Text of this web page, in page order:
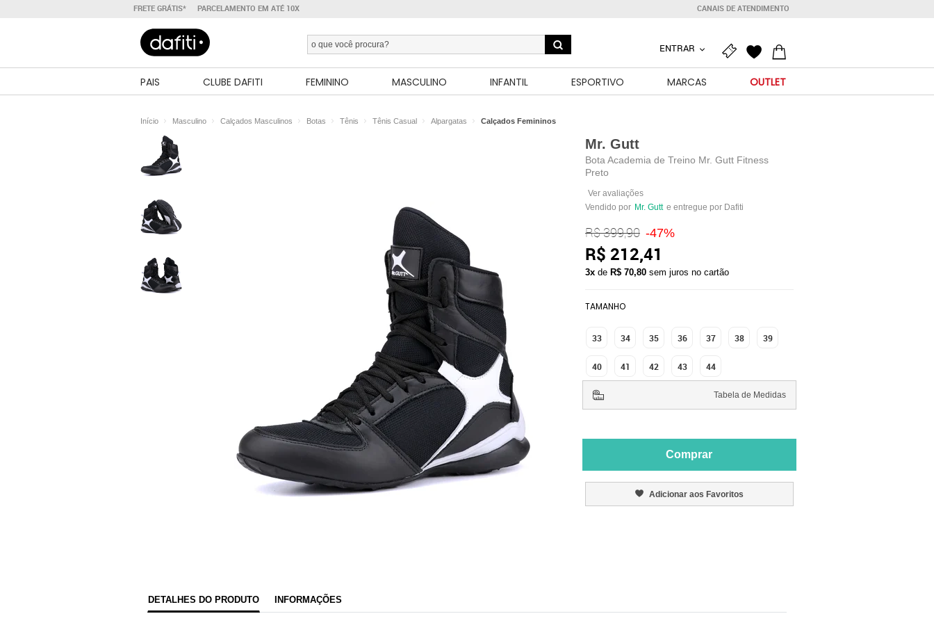
FRETE GRÁTIS* PARCELAMENTO EM ATÉ 10X CANAIS DE ATENDIMENTO
ENTRAR
PAIS CLUBE DAFITI FEMININO MASCULINO INFANTIL ESPORTIVO MARCAS OUTLET
Início Masculino Calçados Masculinos Botas Tênis Tênis Casual Alpargatas Calçados Femininos
Mr. Gutt
Bota Academia de Treino Mr. Gutt Fitness
Preto
Ver avaliações
Vendido por Mr. Gutt e entregue por Dafiti
R$ 399,90 -47%
R$ 212,41
3xde R$ 70,80 sem juros no cartão
TAMANHO
33 34 35 36 37 38 39
40 41 42 43 44
Tabela de Medidas
Comprar
Adicionar aos Favoritos
DETALHES DO PRODUTO INFORMAÇÕES